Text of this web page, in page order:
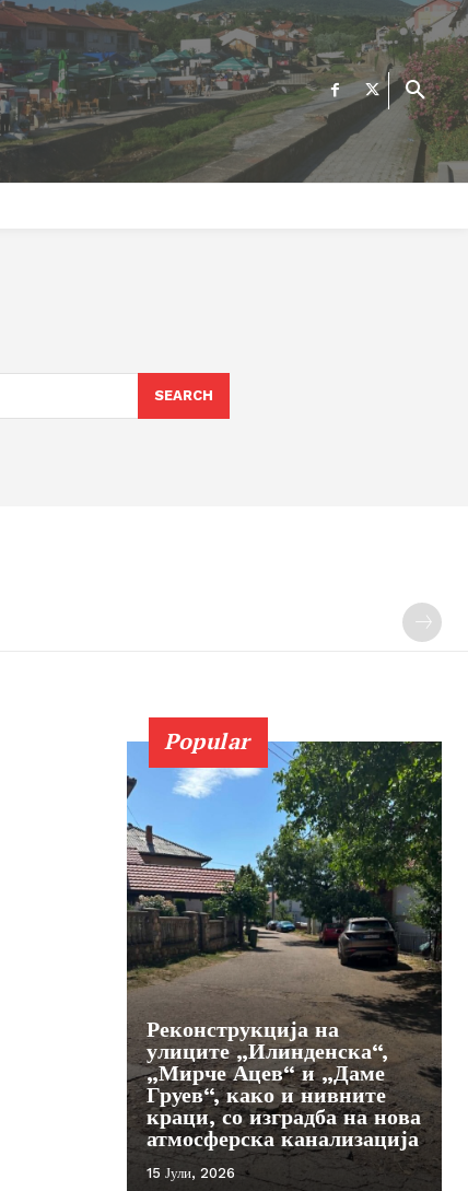
SEARCH
Popular
Реконструкција на
улиците „Илинденска“,
„Мирче Ацев“ и „Даме
Груев“, како и нивните
краци, со изградба на нова
атмосферска канализација
15 Јули, 2026